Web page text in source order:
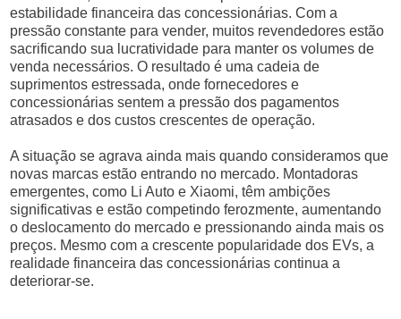
estabilidade financeira das concessionárias. Com a
pressão constante para vender, muitos revendedores estão
sacrificando sua lucratividade para manter os volumes de
venda necessários. O resultado é uma cadeia de
suprimentos estressada, onde fornecedores e
concessionárias sentem a pressão dos pagamentos
atrasados e dos custos crescentes de operação.
A situação se agrava ainda mais quando consideramos que
novas marcas estão entrando no mercado. Montadoras
emergentes, como Li Auto e Xiaomi, têm ambições
significativas e estão competindo ferozmente, aumentando
o deslocamento do mercado e pressionando ainda mais os
preços. Mesmo com a crescente popularidade dos EVs, a
realidade financeira das concessionárias continua a
deteriorar-se.